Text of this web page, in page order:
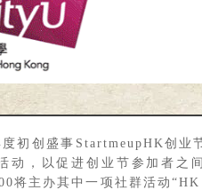
初创盛事StartmeupHK创业
动，以促进创业节参加者之
将主办其中一项社群活动“HK